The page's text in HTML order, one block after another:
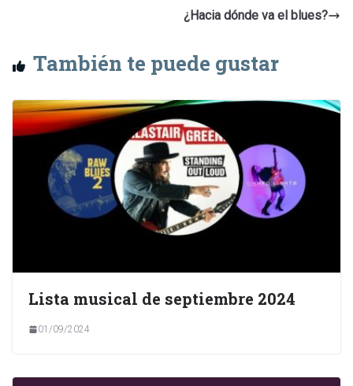
¿Hacia dónde va el blues?
También te puede gustar
Lista musical de septiembre 2024
01/09/2024